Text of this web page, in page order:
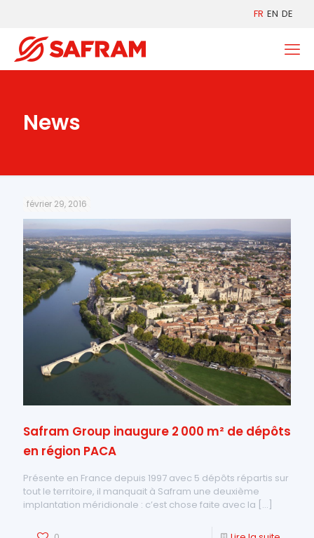
FR EN DE
News
février 29, 2016
Safram Group inaugure 2 000 m² de dépôts
en région PACA
Présente en France depuis 1997 avec 5 dépôts répartis sur
tout le territoire, il manquait à Safram une deuxième
implantation méridionale : c’est chose faite avec la […]